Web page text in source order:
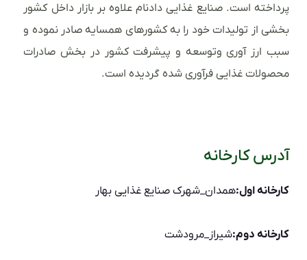
پرداخته است. صنایع غذایی دادنام علاوه بر بازار داخل کشور
بخشی از تولیدات خود را به کشورهای همسایه صادر نموده و
سبب ارز آوری وتوسعه و پیشرفت کشور در بخش صادرات
محصولات غذایی فرآوری شده گردیده است.
آدرس کارخانه
کارخانه اول:همدان_شهرک صنایع غذایی بهار
کارخانه دوم:شیراز_مرودشت